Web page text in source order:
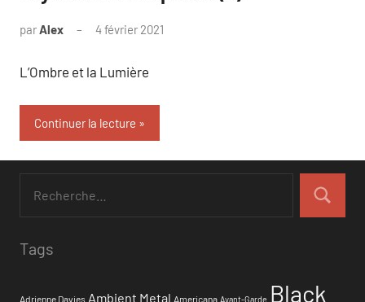
parAlex 4 février 2021
L’Ombre et la Lumière
Continuer la lecture
Tags
Adrienne Davies Ambient Metal Americana Avant-Garde Black